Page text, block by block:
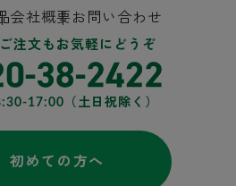
会社概要 お問い合わせ
注文もお気軽にどうぞ
17:00（土日祝除く）
初めての方へ